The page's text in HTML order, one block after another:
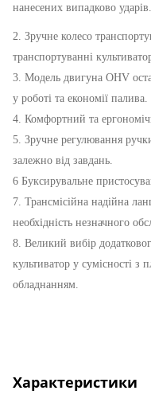
нанесених випадково ударів.
2. Зручне колесо
транспортуванні
3. Модель двигуна OHV
у роботі та економії палива.
4. Комфортний та
5. Зручне регулювання
залежно від завдань.
6 Буксирувальне
7. Трансмісійна надійна
необхідність незначного
8. Великий вибір
культиватор у сумісності
обладнанням.
Характеристики